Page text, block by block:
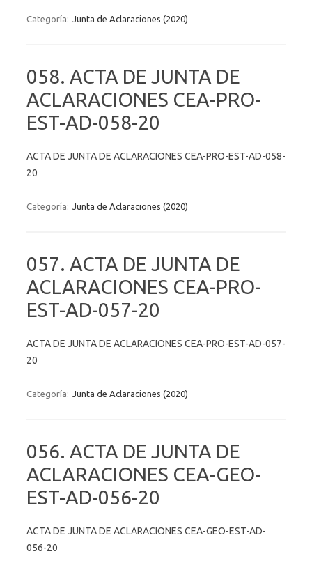
Categoría: Junta de Aclaraciones (2020)
058. ACTA DE JUNTA DE
ACLARACIONES CEA-PRO-
EST-AD-058-20
ACTA DE JUNTA DE ACLARACIONES CEA-PRO-EST-AD-058-
20
Categoría: Junta de Aclaraciones (2020)
057. ACTA DE JUNTA DE
ACLARACIONES CEA-PRO-
EST-AD-057-20
ACTA DE JUNTA DE ACLARACIONES CEA-PRO-EST-AD-057-
20
Categoría: Junta de Aclaraciones (2020)
056. ACTA DE JUNTA DE
ACLARACIONES CEA-GEO-
EST-AD-056-20
ACTA DE JUNTA DE ACLARACIONES CEA-GEO-EST-AD-
056-20